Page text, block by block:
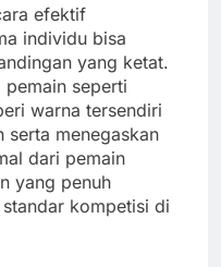
efektif
individu bisa
yang ketat.
seperti
warna tersendiri
serta menegaskan
dari pemain
yang penuh
kompetisi di